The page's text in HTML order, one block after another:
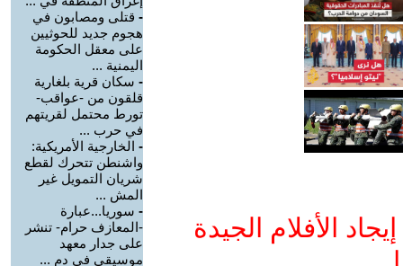
الأفلام الجيدة
- قتلى ومصابون في
هجوم جديد للحوثيين
على معقل الحكومة
اليمنية ...
- سكان قرية بلغارية
قلقون من -عواقب-
تورط محتمل لقريتهم
في حرب ...
- الخارجية الأمريكية:
واشنطن تتحرك لقطع
شريان التمويل غير
المش ...
- سوريا...عبارة
-المعازف حرام- تنشر
على جدار معهد
موسيقي في دم ...